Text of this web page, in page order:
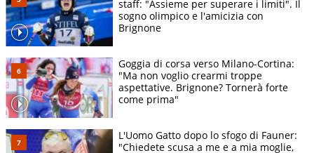
staff: "Assieme per superare i limiti". Il
sogno olimpico e l'amicizia con
Brignone
Goggia di corsa verso Milano-Cortina:
"Ma non voglio crearmi troppe
aspettative. Brignone? Tornerà forte
come prima"
L'Uomo Gatto dopo lo sfogo di Fauner:
"Chiedete scusa a me e a mia moglie,